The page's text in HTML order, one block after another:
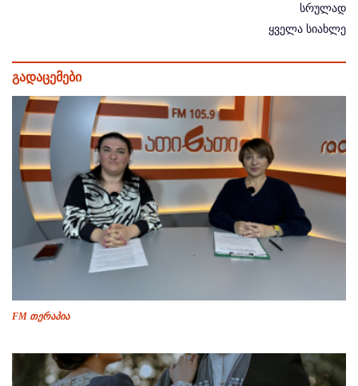
სრულად
ყველა სიახლე
გადაცემები
FM თერაპია